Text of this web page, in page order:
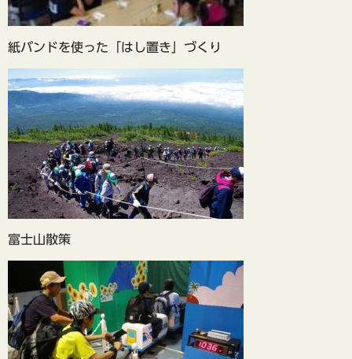
紙バンドを使った「はし置き」づくり
富士山散策